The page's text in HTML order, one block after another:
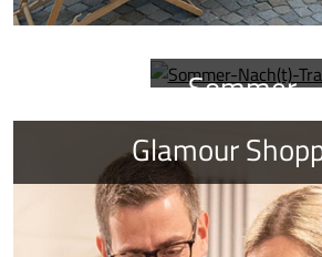
Sommer-
Nach(t)-
Traum
Glamour